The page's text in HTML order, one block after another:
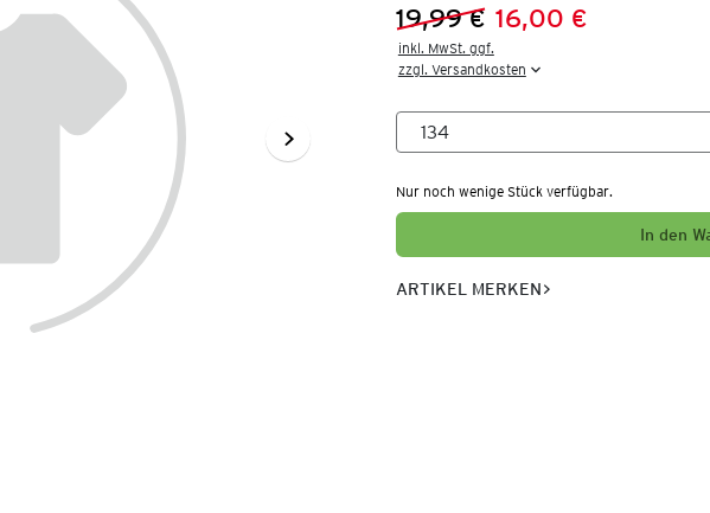
Vorheriger Preis:
19,99 €
Neuer Preis:16,00 €
inkl. MwSt. ggf.
zzgl. Versandkosten
Nur noch wenige Stück verfügbar.
In den
ARTIKEL MERKEN